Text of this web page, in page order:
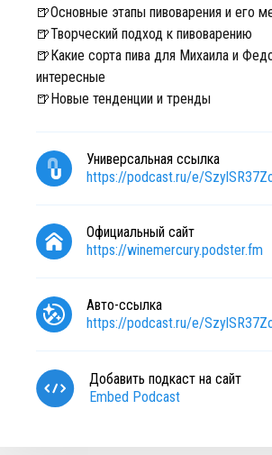
🍺Основные этапы пивоварения и его
🍺Творческий подход к пивоварению
🍺Какие сорта пива для Михаила и
интересные
🍺Новые тенденции и тренды
Универсальная ссылка
https://podcast.ru/e/
Официальный сайт
https://winemercury.podster.fm
Авто-ссылка
https://podcast.ru/e/
Добавить подкаст на сайт
Embed Podcast